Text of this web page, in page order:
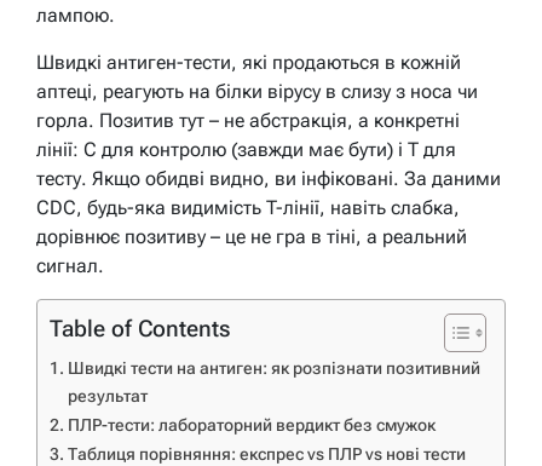
лампою.
Швидкі антиген-тести, які продаються в кожній
аптеці, реагують на білки вірусу в слизу з носа чи
горла. Позитив тут – не абстракція, а конкретні
лінії: C для контролю (завжди має бути) і T для
тесту. Якщо обидві видно, ви інфіковані. За даними
CDC, будь-яка видимість T-лінії, навіть слабка,
дорівнює позитиву – це не гра в тіні, а реальний
сигнал.
Table of Contents
Швидкі тести на антиген: як розпізнати позитивний
результат
ПЛР-тести: лабораторний вердикт без смужок
Таблиця порівняння: експрес vs ПЛР vs нові тести